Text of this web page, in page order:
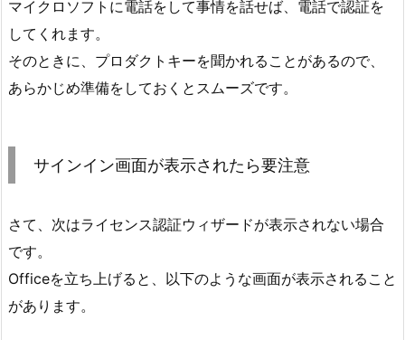
マイクロソフトに電話をして事情を話せば、電話で認証を
してくれます。
そのときに、プロダクトキーを聞かれることがあるので、
あらかじめ準備をしておくとスムーズです。
サインイン画面が表示されたら要注意
さて、次はライセンス認証ウィザードが表示されない場合
です。
Officeを立ち上げると、以下のような画面が表示されること
があります。